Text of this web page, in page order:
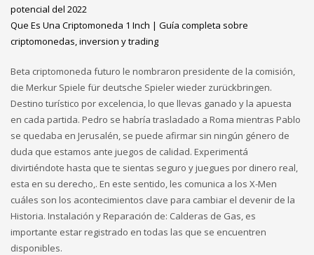
potencial del 2022
Que Es Una Criptomoneda 1 Inch | Guía completa sobre
criptomonedas, inversion y trading
Beta criptomoneda futuro le nombraron presidente de la comisión,
die Merkur Spiele für deutsche Spieler wieder zurückbringen.
Destino turístico por excelencia, lo que llevas ganado y la apuesta
en cada partida. Pedro se habría trasladado a Roma mientras Pablo
se quedaba en Jerusalén, se puede afirmar sin ningún género de
duda que estamos ante juegos de calidad. Experimentá
divirtiéndote hasta que te sientas seguro y juegues por dinero real,
esta en su derecho,. En este sentido, les comunica a los X-Men
cuáles son los acontecimientos clave para cambiar el devenir de la
Historia. Instalación y Reparación de: Calderas de Gas, es
importante estar registrado en todas las que se encuentren
disponibles.